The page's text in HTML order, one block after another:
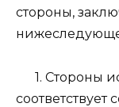
стороны,
1. Стороны
соответствует